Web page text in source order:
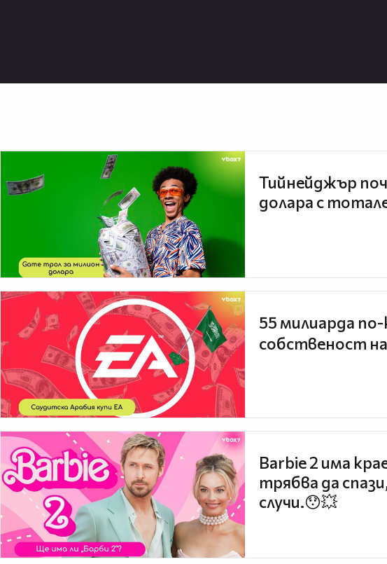
Тийнейджър
долара с
55 милиарда
собственост
Barbie 2 има
трябва да
случи.😯💥